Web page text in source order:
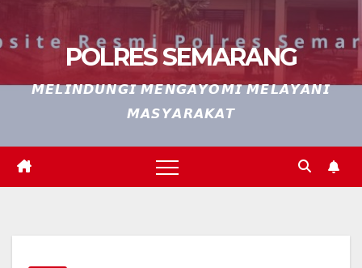
POLRES SEMARANG
𝙈𝙀𝙇𝙄𝙉𝘿𝙐𝙉𝙂𝙄 𝙈𝙀𝙉𝙂𝘼𝙔𝙊𝙈𝙄 𝙈𝙀𝙇𝘼𝙔𝘼𝙉𝙄
𝙈𝘼𝙎𝙔𝘼𝙍𝘼𝙆𝘼𝙏